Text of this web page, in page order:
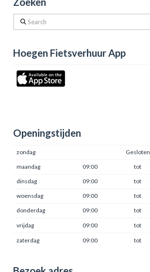
Search
Hoegen Fietsverhuur App
Openingstijden
zondag
Gesloten
maandag
09:00 tot
dinsdag
09:00 tot
woensdag
09:00 tot
donderdag
09:00 tot
vrijdag 09:00 tot
zaterdag 09:00 tot